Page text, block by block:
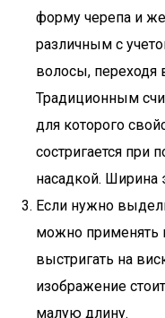
форму черепа и
различным с
волосы,
Традиционным
для которого
состригается
насадкой. Ширина
Если нужно
можно применять
выстригать на
изображение
малую длину.